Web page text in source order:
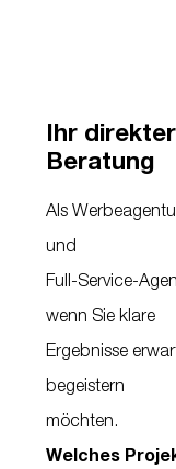
Ihr
Beratung
Als
und
Full-Service-
wenn Sie klare
Ergebnisse
begeistern
möchten.
Welches